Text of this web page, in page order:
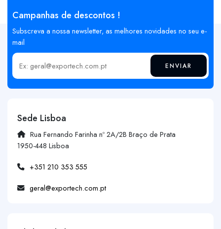
Campanhas de descontos !
Subscreva a nossa newsletter, as melhores novidades no seu e-
mail
Insira o seu email ENVIAR
Sede Lisboa
Rua Fernando Farinha nº 2A/2B Braço de Prata
1950-448 Lisboa
+351 210 353 555
geral@exportech.com.pt